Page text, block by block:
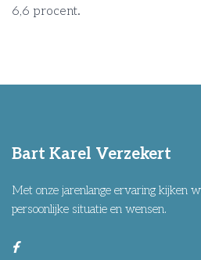
6,6 procent.
Bart Karel Verzekert
Met onze jarenlange ervaring kijken
persoonlijke situatie en wensen.